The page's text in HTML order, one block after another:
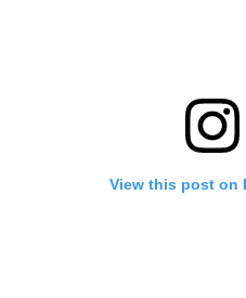
View this post on